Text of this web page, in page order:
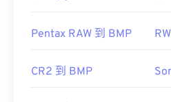
us/windows/win32/gdi/
Pentax RAW 到 BMP
CR2 到 BMP